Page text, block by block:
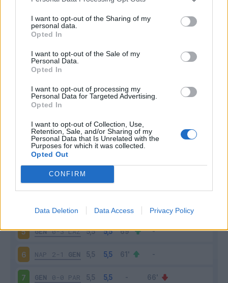
I want to opt-out of the Sharing of my
personal data.
Opted In
I want to opt-out of the Sale of my
Personal Data.
Opted In
I want to opt-out of processing my
Personal Data for Targeted Advertising.
Opted In
I want to opt-out of Collection, Use,
Retention, Sale, and/or Sharing of my
Personal Data that Is Unrelated with the
Purposes for which it was collected.
Opted Out
CONFIRM
Data Deletion Data Access Privacy Policy
Scarica riepilogo
stagionale
Scarica
Giornata VotoFV Entrato
GEN 0-0 LEC
3 COM 1-1 GEN
BOL 2-1 GEN
5 GEN 0-3 LAZ
6 NAP 2-1 GEN
7 GEN 0-0 PAR